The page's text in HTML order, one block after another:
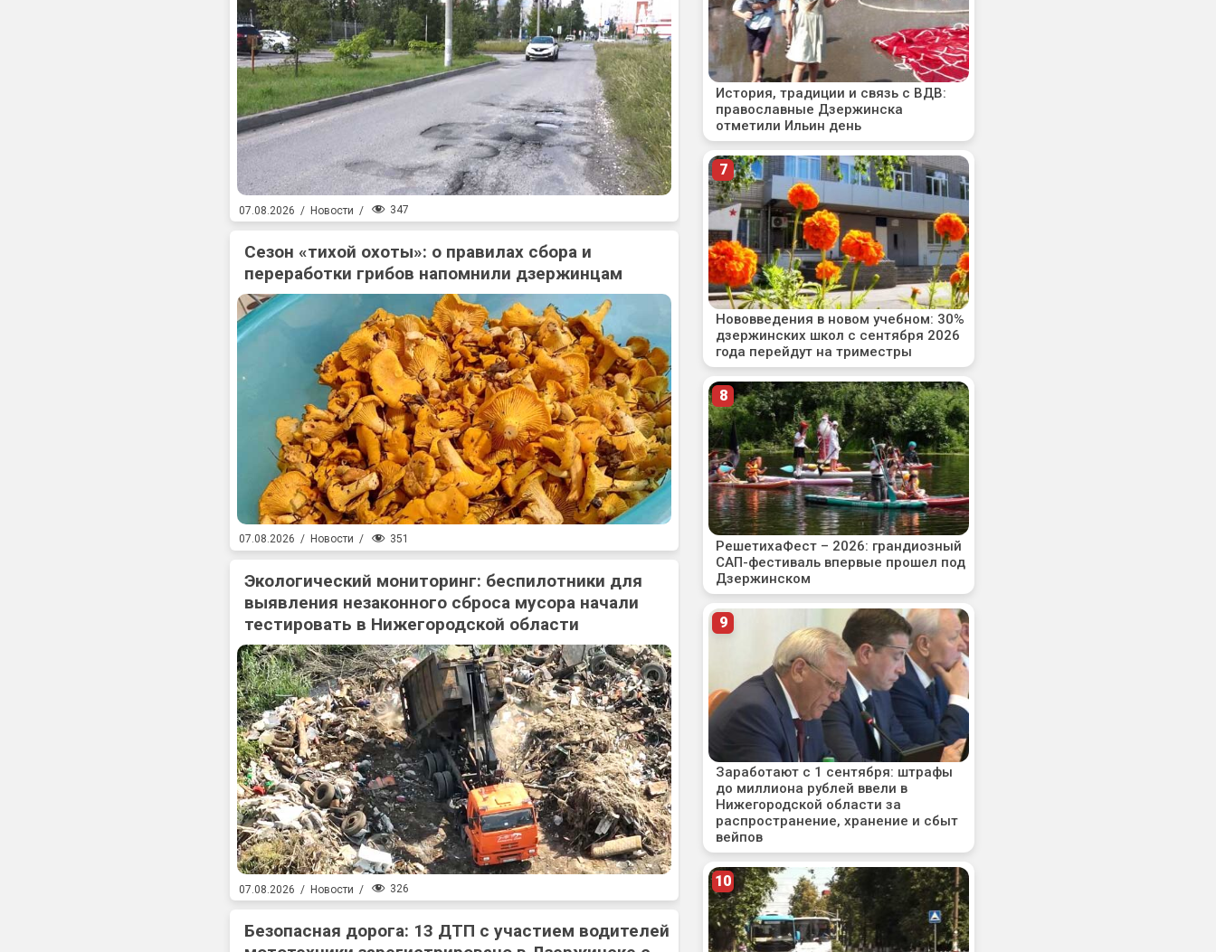
07.08.2026 / Новости / 347
Сезон «тихой охоты»: о правилах сбора и
переработки грибов напомнили дзержинцам
07.08.2026 / Новости / 351
Экологический мониторинг: беспилотники для
выявления незаконного сброса мусора начали
тестировать в Нижегородской области
07.08.2026 / Новости / 326
Безопасная дорога: 13 ДТП с участием водителей